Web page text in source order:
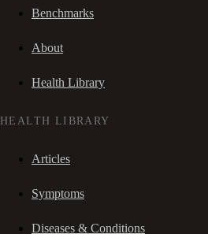
Benchmarks
About
Health Library
HEALTH LIBRARY
Articles
Symptoms
Diseases & Conditions